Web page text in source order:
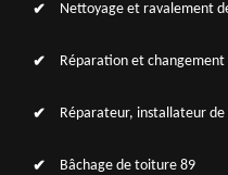
Nettoyage et ravalement
Réparation et
Réparateur, installateur de
Bâchage de toiture 89